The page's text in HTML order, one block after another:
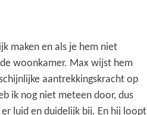
maken en als je hem niet
woonkamer. Max wijst hem
aantrekkingskracht op
ik nog niet meteen door, dus
luid en duidelijk bij. En hij loopt